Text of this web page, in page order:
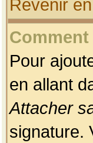
Revenir
Pour
en allant
Attacher
signature.